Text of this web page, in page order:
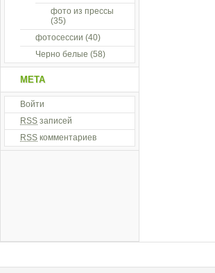
фото из прессы
(35)
фотосессии (40)
Черно белые (58)
МЕТА
Войти
RSS записей
RSS комментариев